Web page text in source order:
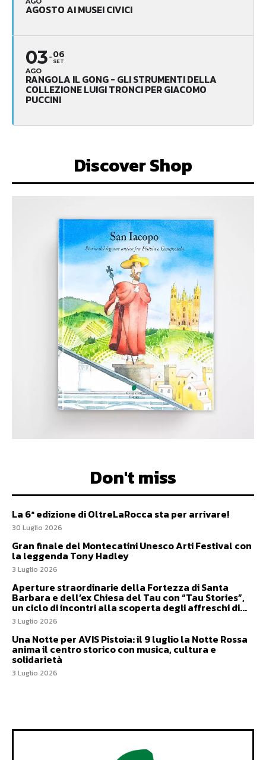
AGOSTO AI MUSEI CIVICI
03
AGO
06
SET
RANGOLA IL GONG - GLI STRUMENTI DELLA
COLLEZIONE LUIGI TRONCI PER GIACOMO
PUCCINI
Discover Shop
Don't miss
La 6ª edizione di OltreLaRocca sta per arrivare!
30 Luglio 2026
Gran finale del Montecatini Unesco Arti Festival con
la leggenda Tony Hadley
3 Luglio 2026
Aperture straordinarie della Fortezza di Santa
Barbara e dell’ex Chiesa del Tau con “Tau Stories”,
un ciclo di incontri alla scoperta degli affreschi di...
3 Luglio 2026
Una Notte per AVIS Pistoia: il 9 luglio la Notte Rossa
anima il centro storico con musica, cultura e
solidarietà
3 Luglio 2026